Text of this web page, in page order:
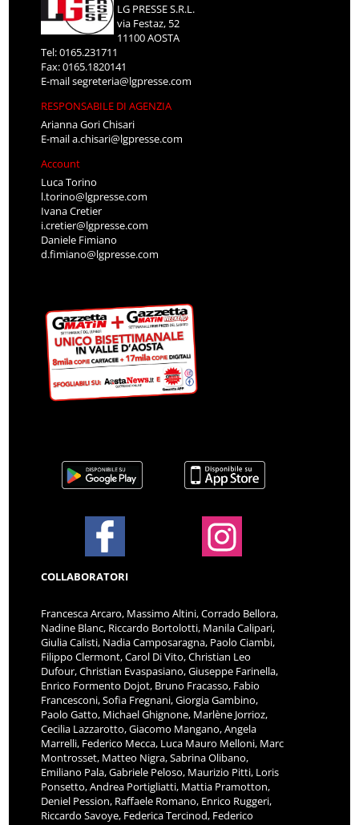
LG PRESSE S.R.L.
via Festaz, 52
11100 AOSTA
Tel: 0165.231711
Fax: 0165.1820141
E-mailsegreteria@lgpresse.com
RESPONSABILE DI AGENZIA
Arianna Gori Chisari
E-maila.chisari@lgpresse.com
Account
Luca Torino
l.torino@lgpresse.com
Ivana Cretier
i.cretier@lgpresse.com
Daniele Fimiano
d.fimiano@lgpresse.com
COLLABORATORI
Francesca Arcaro, Massimo Altini, Corrado Bellora,
Nadine Blanc, Riccardo Bortolotti, Manila Calipari,
Giulia Calisti, Nadia Camposaragna, Paolo Ciambi,
Filippo Clermont, Carol Di Vito, Christian Leo
Dufour, Christian Evaspasiano, Giuseppe Farinella,
Enrico Formento Dojot, Bruno Fracasso, Fabio
Francesconi, Sofia Fregnani, Giorgia Gambino,
Paolo Gatto, Michael Ghignone, Marlène Jorrioz,
Cecilia Lazzarotto, Giacomo Mangano, Angela
Marrelli, Federico Mecca, Luca Mauro Melloni, Marc
Montrosset, Matteo Nigra, Sabrina Olibano,
Emiliano Pala, Gabriele Peloso, Maurizio Pitti, Loris
Ponsetto, Andrea Portigliatti, Mattia Pramotton,
Deniel Pession, Raffaele Romano, Enrico Ruggeri,
Riccardo Savoye, Federica Tercinod, Federico